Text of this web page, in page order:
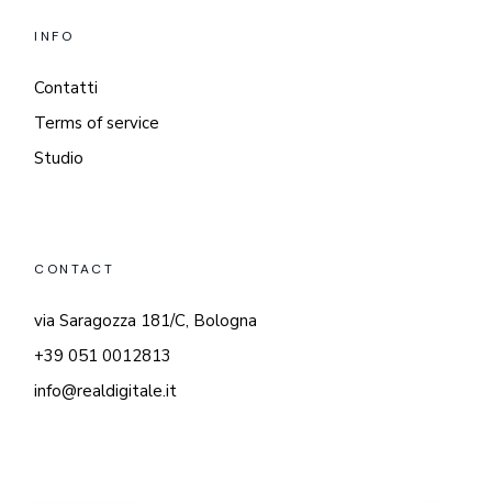
INFO
Contatti
Terms of service
Studio
CONTACT
via Saragozza 181/C, Bologna
+39 051 0012813
info@realdigitale.it